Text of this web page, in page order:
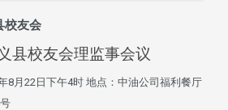
校友会
县校友会理监事会议
22日下午4时 地点：中油公司福利餐厅